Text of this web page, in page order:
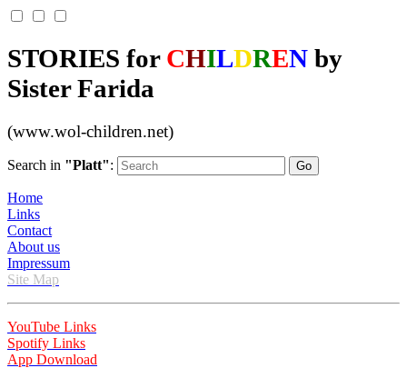
STORIES for CHILDREN by
Sister Farida
(www.wol-children.net)
Search in "Platt":
Home
Links
Contact
About us
Impressum
Site Map
YouTube Links
Spotify Links
App Download